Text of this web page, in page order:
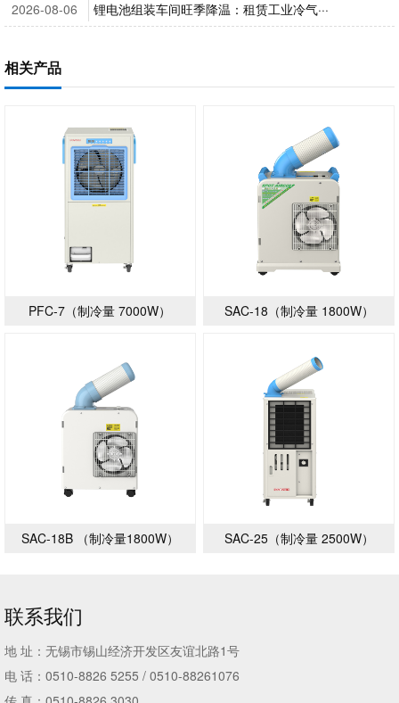
2026-08-06
锂电池组装车间旺季降温：租赁工业冷气···
相关产品
PFC-7（制冷量 7000W） SAC-18（制冷量 1800W）
SAC-18B （制冷量1800W） SAC-25（制冷量 2500W）
联系我们
地 址：无锡市锡山经济开发区友谊北路1号
电 话：0510-8826 5255 / 0510-88261076